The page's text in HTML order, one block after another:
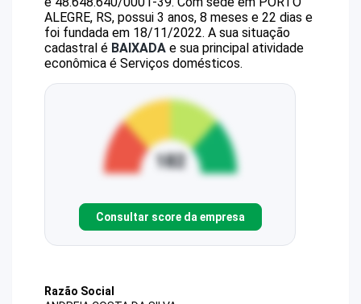
ALEGRE, RS, possui 3 anos, 8 meses e 22 dias e
foi fundada em 18/11/2022. A sua situação
cadastral é BAIXADA e sua principal atividade
econômica é Serviços domésticos.
Consultar score da empresa
Razão Social